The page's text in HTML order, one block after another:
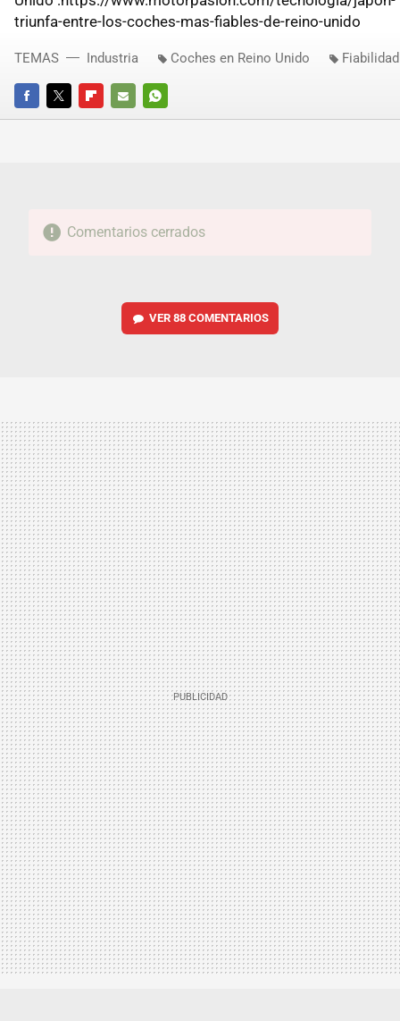
triunfa-entre-los-coches-mas-fiables-de-reino-unido
FACEBOOKTWITTERFLIPBOARD
E-
WHATSAPP
TEMAS Industria Coches en Reino Unido Fiabilidad
Comentarios cerrados
VER 88 COMENTARIOS